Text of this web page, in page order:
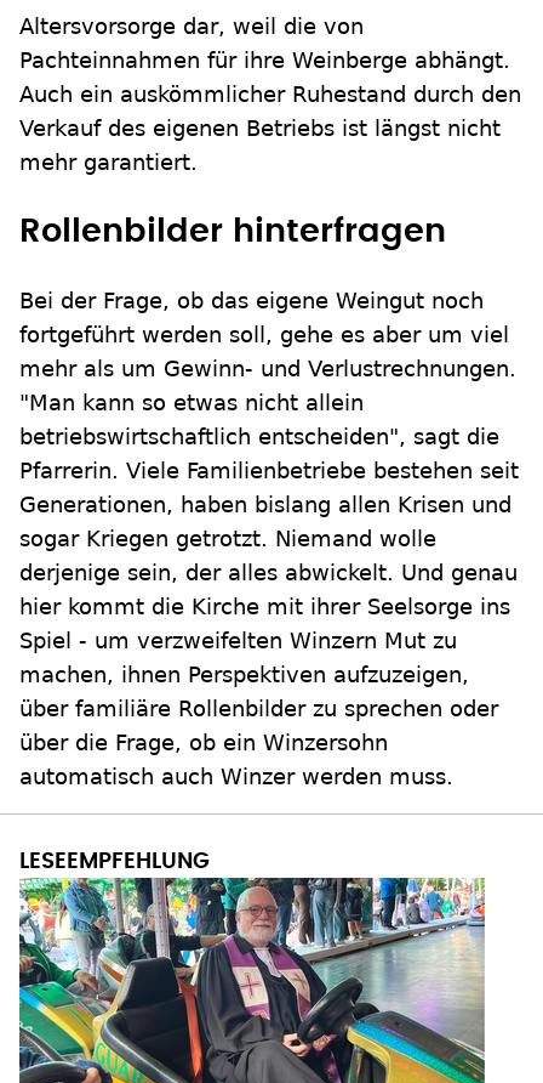
Altersvorsorge dar, weil die von
Pachteinnahmen für ihre Weinberge abhängt.
Auch ein auskömmlicher Ruhestand durch den
Verkauf des eigenen Betriebs ist längst nicht
mehr garantiert.
Rollenbilder hinterfragen
Bei der Frage, ob das eigene Weingut noch
fortgeführt werden soll, gehe es aber um viel
mehr als um Gewinn- und Verlustrechnungen.
"Man kann so etwas nicht allein
betriebswirtschaftlich entscheiden", sagt die
Pfarrerin. Viele Familienbetriebe bestehen seit
Generationen, haben bislang allen Krisen und
sogar Kriegen getrotzt. Niemand wolle
derjenige sein, der alles abwickelt. Und genau
hier kommt die Kirche mit ihrer Seelsorge ins
Spiel - um verzweifelten Winzern Mut zu
machen, ihnen Perspektiven aufzuzeigen,
über familiäre Rollenbilder zu sprechen oder
über die Frage, ob ein Winzersohn
automatisch auch Winzer werden muss.